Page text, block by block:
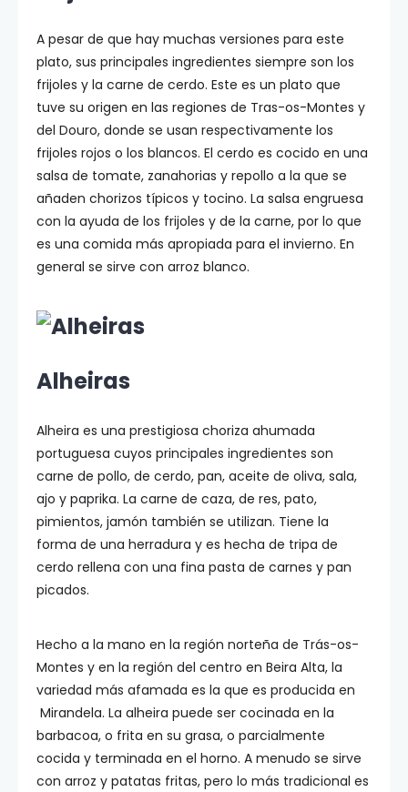
A pesar de que hay muchas versiones para este
plato, sus principales ingredientes siempre son los
frijoles y la carne de cerdo. Este es un plato que
tuve su origen en las regiones de Tras-os-Montes y
del Douro, donde se usan respectivamente los
frijoles rojos o los blancos. El cerdo es cocido en una
salsa de tomate, zanahorias y repollo a la que se
añaden chorizos típicos y tocino. La salsa engruesa
con la ayuda de los frijoles y de la carne, por lo que
es una comida más apropiada para el invierno. En
general se sirve con arroz blanco.
Alheiras
Alheira es una prestigiosa choriza ahumada
portuguesa cuyos principales ingredientes son
carne de pollo, de cerdo, pan, aceite de oliva, sala,
ajo y paprika. La carne de caza, de res, pato,
pimientos, jamón también se utilizan. Tiene la
forma de una herradura y es hecha de tripa de
cerdo rellena con una fina pasta de carnes y pan
picados.
Hecho a la mano en la región norteña de Trás-os-
Montes y en la región del centro en Beira Alta, la
variedad más afamada es la que es producida en
Mirandela. La alheira puede ser cocinada en la
barbacoa, o frita en su grasa, o parcialmente
cocida y terminada en el horno. A menudo se sirve
con arroz y patatas fritas, pero lo más tradicional es